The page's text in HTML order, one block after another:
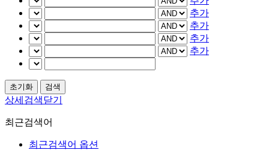
추가
추가
추가
추가
상세검색닫기
최근검색어
최근검색어 옵션